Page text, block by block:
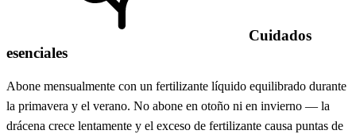
Cuidados
esenciales
Abone mensualmente con un fertilizante líquido equilibrado durante
la primavera y el verano. No abone en otoño ni en invierno — la
drácena crece lentamente y el exceso de fertilizante causa puntas de